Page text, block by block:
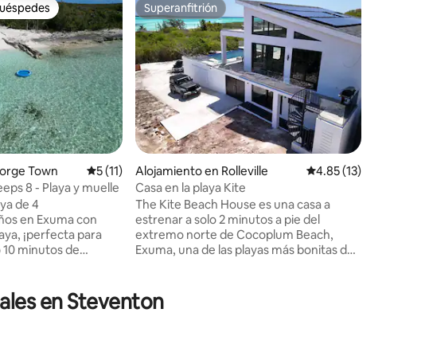
reseñas
preferido
Town Calificación promedio: 5 de 5, 11 reseñas
5 (11)
8 - Playa y muelle
de 4
en Exuma con
¡perfecta para
minutos de
la bomba de
de filtración de agua.
Superanfitrión
Superanfitrión
Alojamiento en Rolleville Calificación
4.85 (13)
Casa en la playa Kite
The Kite Beach House es una casa a
estrenar a solo 2 minutos a pie del
extremo norte de Cocoplum Beach,
Exuma, una de las playas más bonitas del
de varios bares y restaurantes. La
propiedad es totalmente alimentada con
en Steventon